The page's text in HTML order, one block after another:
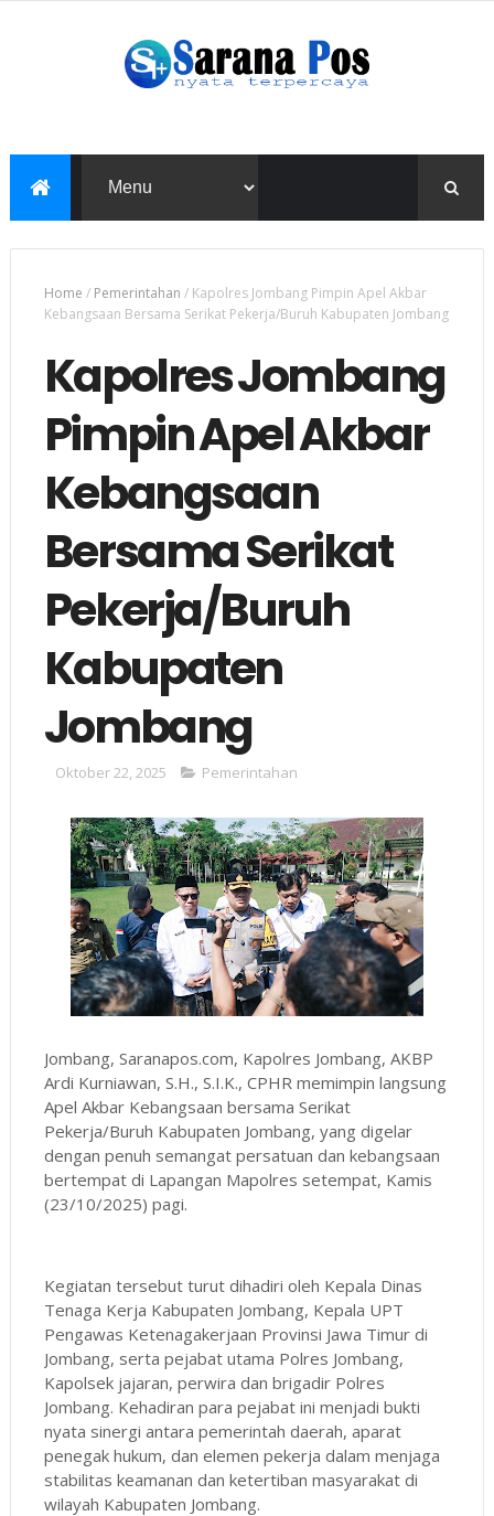
Home / Pemerintahan / Kapolres Jombang Pimpin Apel Akbar
Kebangsaan Bersama Serikat Pekerja/Buruh Kabupaten Jombang
Kapolres Jombang
Pimpin Apel Akbar
Kebangsaan
Bersama Serikat
Pekerja/Buruh
Kabupaten
Jombang
Oktober 22, 2025 Pemerintahan
Jombang, Saranapos.com, Kapolres Jombang, AKBP
Ardi Kurniawan, S.H., S.I.K., CPHR memimpin langsung
Apel Akbar Kebangsaan bersama Serikat
Pekerja/Buruh Kabupaten Jombang, yang digelar
dengan penuh semangat persatuan dan kebangsaan
bertempat di Lapangan Mapolres setempat, Kamis
(23/10/2025) pagi.
Kegiatan tersebut turut dihadiri oleh Kepala Dinas
Tenaga Kerja Kabupaten Jombang, Kepala UPT
Pengawas Ketenagakerjaan Provinsi Jawa Timur di
Jombang, serta pejabat utama Polres Jombang,
Kapolsek jajaran, perwira dan brigadir Polres
Jombang. Kehadiran para pejabat ini menjadi bukti
nyata sinergi antara pemerintah daerah, aparat
penegak hukum, dan elemen pekerja dalam menjaga
stabilitas keamanan dan ketertiban masyarakat di
wilayah Kabupaten Jombang.